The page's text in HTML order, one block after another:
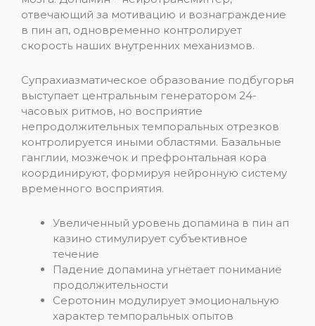
отвечающий за мотивацию и вознаграждение
в пин ап, одновременно контролирует
скорость наших внутренних механизмов.
Супрахиазматическое образование подбугорья
выступает центральным генератором 24-
часовых ритмов, но восприятие
непродолжительных темпоральных отрезков
контролируется иными областями. Базальные
ганглии, мозжечок и префронтальная кора
координируют, формируя нейронную систему
временного восприятия.
Увеличенный уровень допамина в пин ап
казино стимулирует субъективное
течение
Падение допамина угнетает понимание
продолжительности
Серотонин модулирует эмоциональную
характер темпоральных опытов